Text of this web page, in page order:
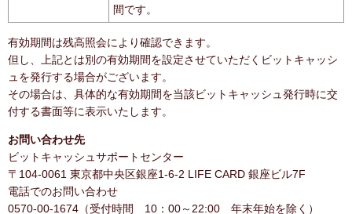
間です。
有効期間は残高照会により確認できます。
但し、上記とは別の有効期間を設定させていただくビットキャッシ
ュを発行する場合がございます。
その場合は、具体的な有効期間を当該ビットキャッシュ発行時に交
付する書面等に表示いたします。
お問い合わせ先
ビットキャッシュサポートセンター
〒104-0061 東京都中央区銀座1-6-2 LIFE CARD 銀座ビル7F
電話でのお問い合わせ
0570-00-1674（受付時間 10：00～22:00 年末年始を除く）